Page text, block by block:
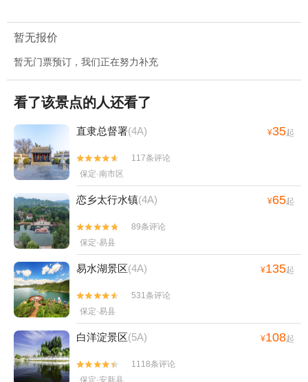
暂无报价
暂无门票预订，我们正在努力补充
看了该景点的人还看了
直隶总督署(4A) ¥35起


117条评论
保定·南市区
恋乡太行水镇(4A) ¥65起


89条评论
保定·易县
易水湖景区(4A) ¥135起


531条评论
保定·易县
白洋淀景区(5A) ¥108起


1118条评论